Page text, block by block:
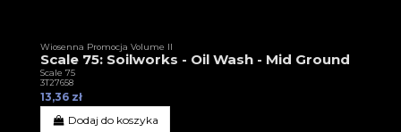
Wiosenna Promocja Volume II
Scale 75: Soilworks - Oil Wash - Mid Ground
Scale 75
3T27658
13,36 zł
Dodaj do koszyka